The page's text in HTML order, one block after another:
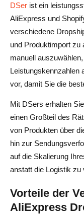
Ist DSers gut für
Ist die Nutzung von
Lohnt es sich,
auszuprobieren?
DSer ist ein
AliExpress und
verschiedene
und Produktimport zu
manuell
Leistungskennzahlen
vor, damit Sie die
Mit DSers erhalten
einen Großteil des
von Produkten über
hin zur
auf die Skalierung
anstatt die Logistik zu
Vorteile der
AliExpress